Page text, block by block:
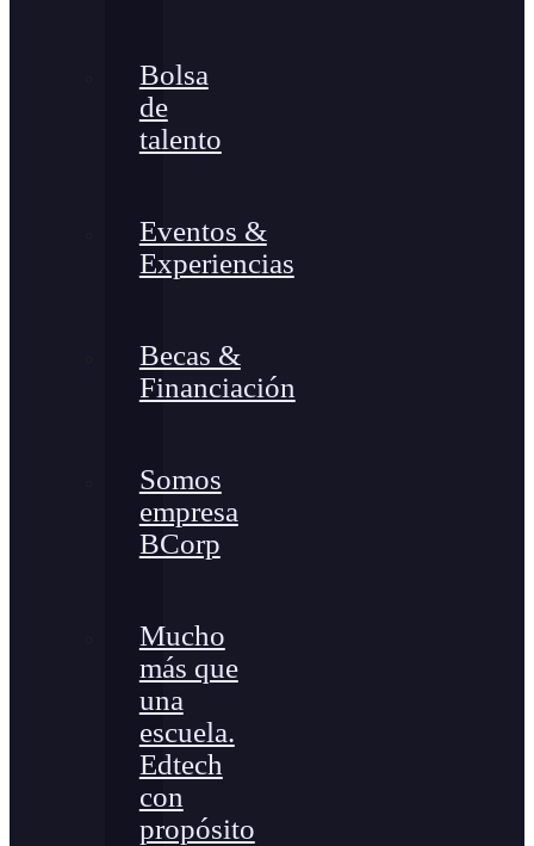
Bolsa
de
talento
Eventos &
Experiencias
Becas &
Financiación
Somos
empresa
BCorp
Mucho
más que
una
escuela.
Edtech
con
propósito